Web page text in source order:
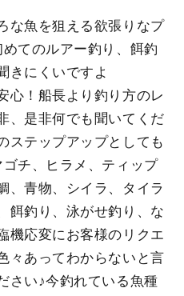
な魚を狙える欲張りなプ
てのルアー釣り、餌釣
きにくいですよ
心！船長より釣り方のレ
、是非何でも聞いてくだ
ステップアップとしても
チ、ヒラメ、ティップ
、青物、シイラ、タイラ
餌釣り、泳がせ釣り、な
機応変にお客様のリクエ
々あってわからないと言
さい♪今釣れている魚種